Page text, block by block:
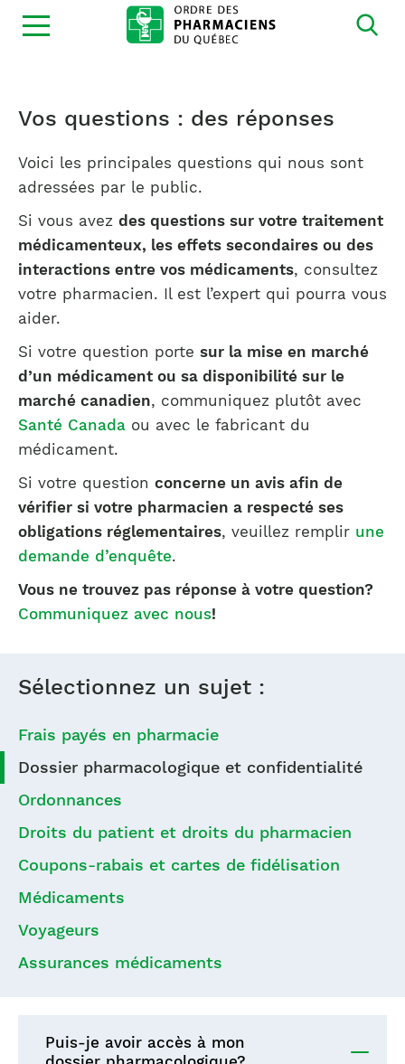
Ouvrir
la
Vos questions : des réponses
Voici les principales questions qui nous sont
adressées par le public.
Si vous avez des questions sur votre traitement
médicamenteux, les effets secondaires ou des
interactions entre vos médicaments, consultez
votre pharmacien. Il est l’expert qui pourra vous
aider.
Si votre question porte sur la mise en marché
d’un médicament ou sa disponibilité sur le
marché canadien, communiquez plutôt avec
Santé Canada ou avec le fabricant du
médicament.
Si votre question concerne un avis afin de
vérifier si votre pharmacien a respecté ses
obligations réglementaires, veuillez remplir une
demande d’enquête.
Vous ne trouvez pas réponse à votre question?
Communiquez avec nous!
Sélectionnez un sujet :
Frais payés en pharmacie
Dossier pharmacologique et confidentialité
Ordonnances
Droits du patient et droits du pharmacien
Coupons-rabais et cartes de fidélisation
Médicaments
Voyageurs
Assurances médicaments
Puis-je avoir accès à mon